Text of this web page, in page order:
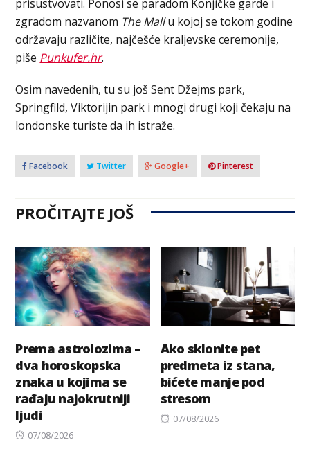
prisustvovati. Ponosi se paradom Konjičke garde i
zgradom nazvanom The Mallu kojoj se tokom godine
održavaju različite, najčešće kraljevske ceremonije,
piše Punkufer.hr.
Osim navedenih, tu su još Sent Džejms park,
Springfild, Viktorijin park i mnogi drugi koji čekaju na
londonske turiste da ih istraže.
Facebook Twitter Google+ Pinterest
PROČITAJTE JOŠ
Prema astrolozima –
dva horoskopska
znaka u kojima se
rađaju najokrutniji
ljudi
Posted
07/08/2026
Ako sklonite pet
predmeta iz stana,
bićete manje pod
stresom
Posted
07/08/2026